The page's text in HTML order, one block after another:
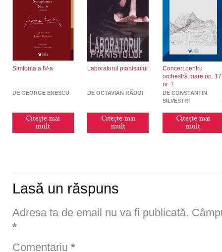
Simfonia a IV-a
DE GEORGE ENESCU
Citește mai
mult
Laboratorul pianistului
DE OCTAVIAN RĂDOI
Citește mai
mult
Concert pentru
orchestră mare op.
nr. 1
DE CONSTANTIN
SILVESTRI
Citește mai
mult
Lasă un răspuns
Adresa ta de email nu va fi publicată.
*
Comentariu *